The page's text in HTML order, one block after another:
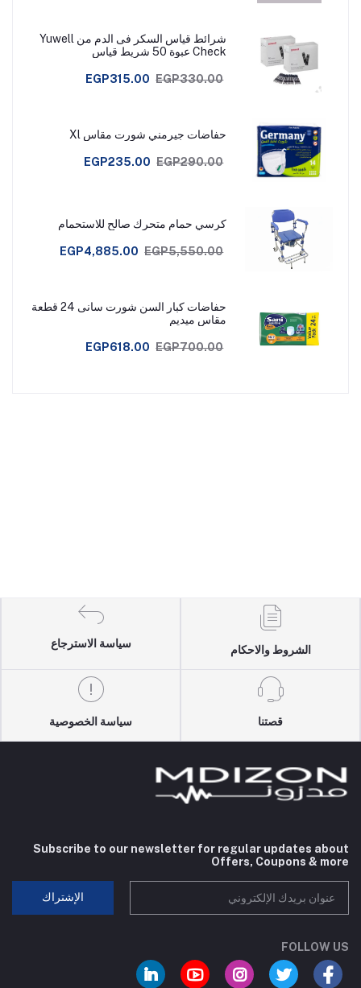
شرائط قياس السكر فى الدم من Yuwell
Check عبوة 50 شريط قياس
EGP315.00 EGP330.00
حفاضات جيرمني شورت مقاس Xl
EGP235.00 EGP290.00
كرسي حمام متحرك صالح للاستحمام
EGP4,885.00 EGP5,550.00
حفاضات كبار السن شورت سانى 24 قطعة
مقاس ميديم
EGP618.00 EGP700.00
الشروط والاحكام
سياسة الاسترجاع
قصتنا سياسة الخصوصية
Subscribe to our newsletter for regular updates about
Offers, Coupons & more
الإشتراك
FOLLOW US